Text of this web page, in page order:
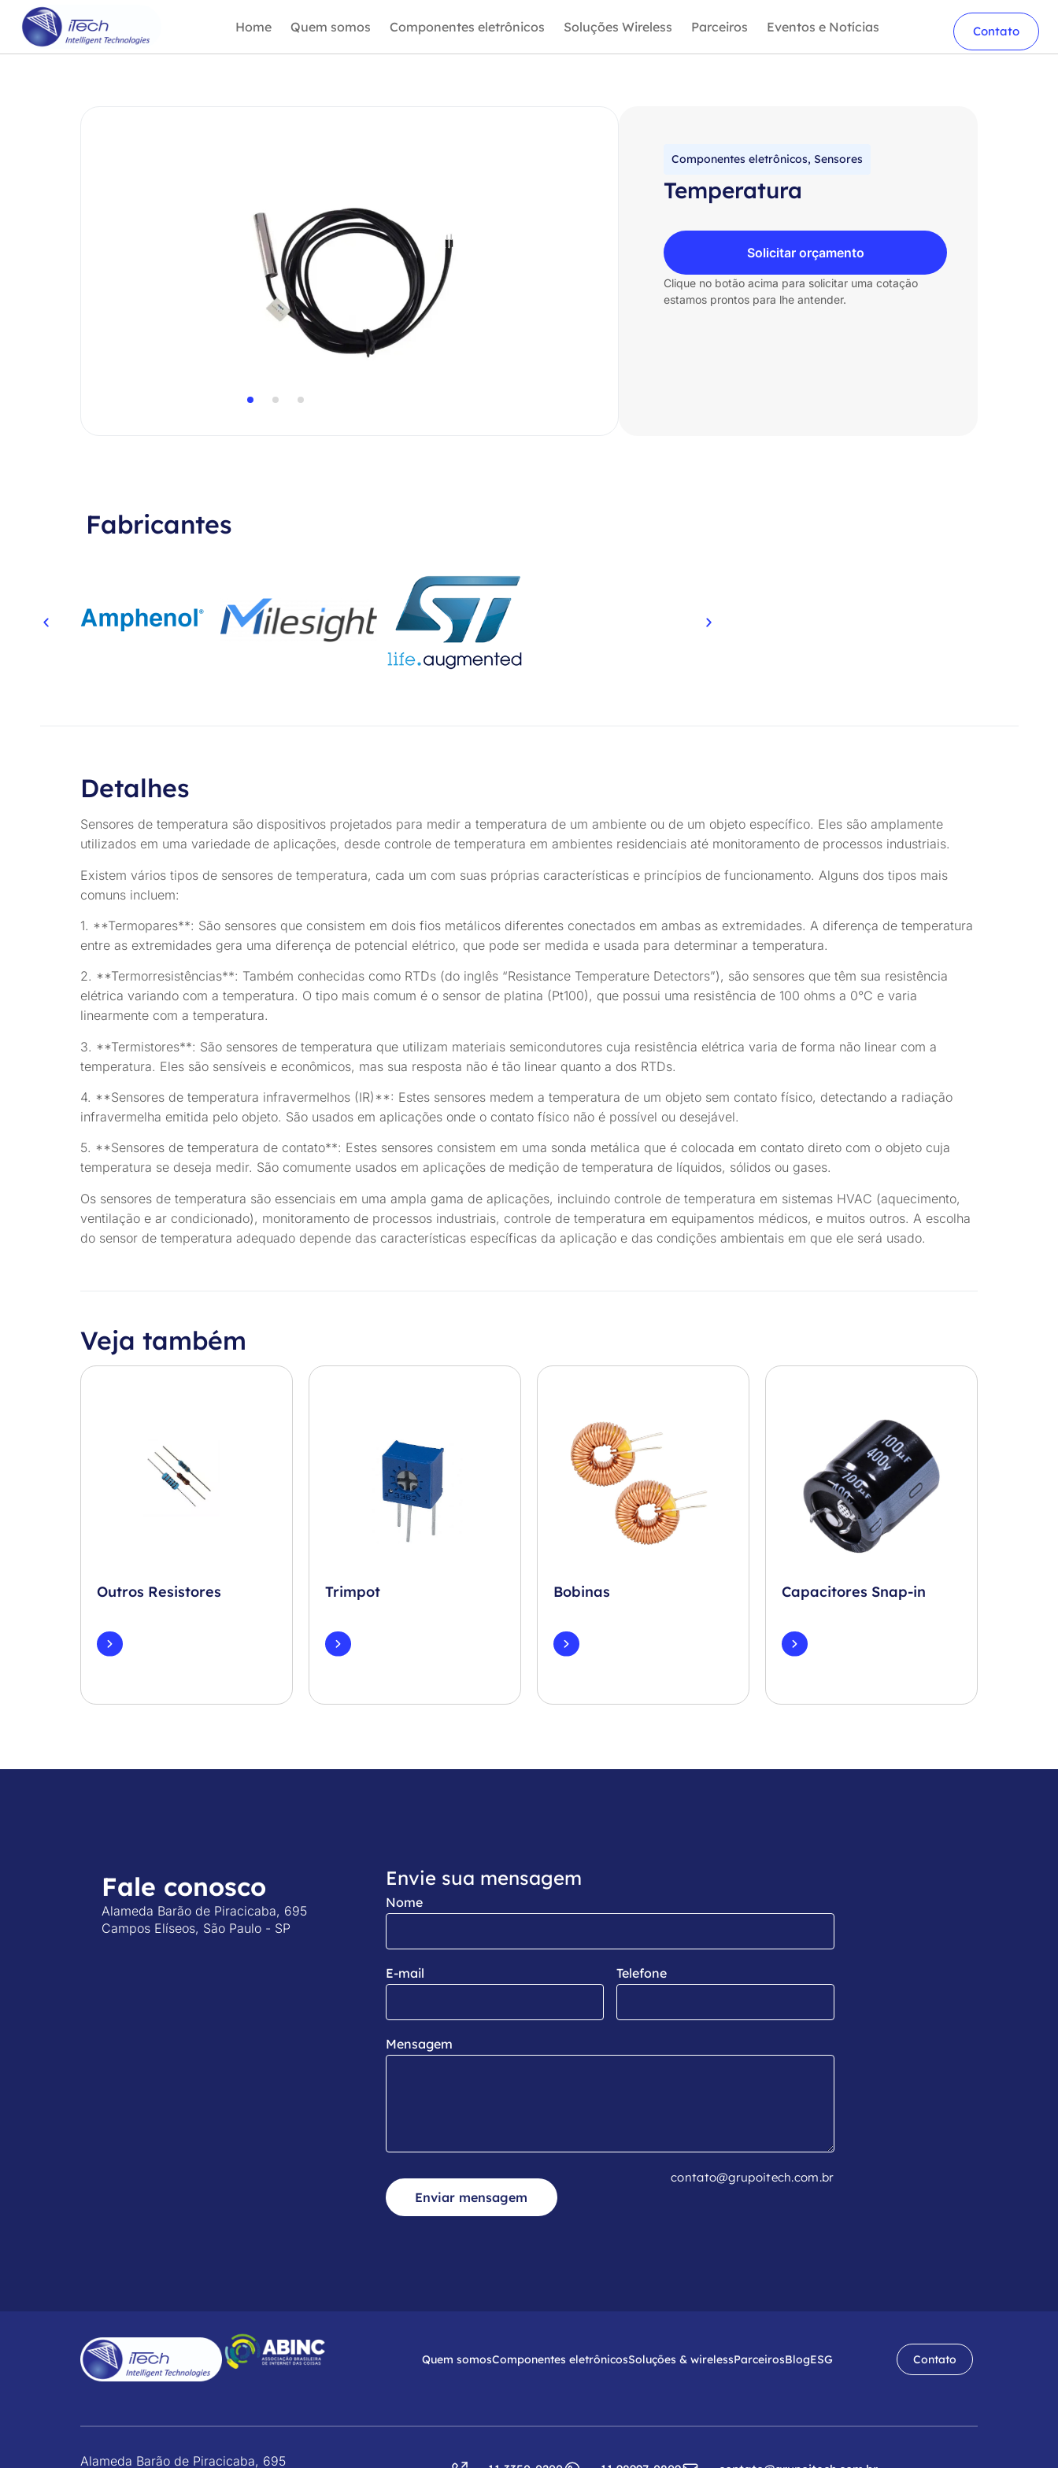
Home Quem somos Componentes eletrônicos Soluções Wireless Parceiros Eventos e Notícias Contato
Componentes eletrônicos, Sensores
Temperatura
Solicitar orçamento
Clique no botão acima para solicitar uma cotação
estamos prontos para lhe antender.
Fabricantes
Detalhes
Sensores de temperatura são dispositivos projetados para medir a temperatura de um ambiente ou de um objeto específico. Eles são amplamente
utilizados em uma variedade de aplicações, desde controle de temperatura em ambientes residenciais até monitoramento de processos industriais.
Existem vários tipos de sensores de temperatura, cada um com suas próprias características e princípios de funcionamento. Alguns dos tipos mais
comuns incluem:
1. **Termopares**: São sensores que consistem em dois fios metálicos diferentes conectados em ambas as extremidades. A diferença de temperatura
entre as extremidades gera uma diferença de potencial elétrico, que pode ser medida e usada para determinar a temperatura.
2. **Termorresistências**: Também conhecidas como RTDs (do inglês “Resistance Temperature Detectors”), são sensores que têm sua resistência
elétrica variando com a temperatura. O tipo mais comum é o sensor de platina (Pt100), que possui uma resistência de 100 ohms a 0°C e varia
linearmente com a temperatura.
3. **Termistores**: São sensores de temperatura que utilizam materiais semicondutores cuja resistência elétrica varia de forma não linear com a
temperatura. Eles são sensíveis e econômicos, mas sua resposta não é tão linear quanto a dos RTDs.
4. **Sensores de temperatura infravermelhos (IR)**: Estes sensores medem a temperatura de um objeto sem contato físico, detectando a radiação
infravermelha emitida pelo objeto. São usados em aplicações onde o contato físico não é possível ou desejável.
5. **Sensores de temperatura de contato**: Estes sensores consistem em uma sonda metálica que é colocada em contato direto com o objeto cuja
temperatura se deseja medir. São comumente usados em aplicações de medição de temperatura de líquidos, sólidos ou gases.
Os sensores de temperatura são essenciais em uma ampla gama de aplicações, incluindo controle de temperatura em sistemas HVAC (aquecimento,
ventilação e ar condicionado), monitoramento de processos industriais, controle de temperatura em equipamentos médicos, e muitos outros. A escolha
do sensor de temperatura adequado depende das características específicas da aplicação e das condições ambientais em que ele será usado.
Veja também
Outros Resistores Trimpot Bobinas Capacitores Snap-in
Fale conosco
Alameda Barão de Piracicaba, 695
Campos Elíseos, São Paulo - SP
Envie sua mensagem
Nome
E-mail Telefone
Mensagem
Enviar mensagem
contato@grupoitech.com.br
Quem somosComponentes eletrônicosSoluções & wirelessParceirosBlogESG Contato
Alameda Barão de Piracicaba, 695